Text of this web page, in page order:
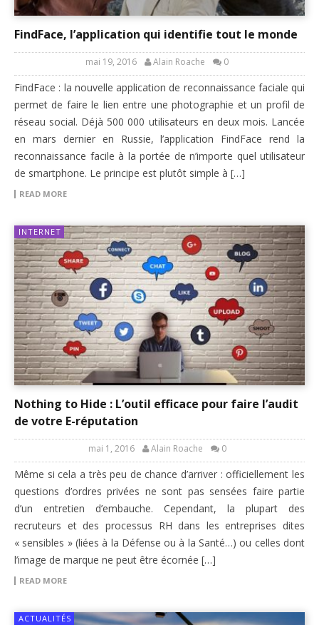
FindFace, l’application qui identifie tout le monde
mai 19, 2016 Alain Roache 0
FindFace : la nouvelle application de reconnaissance faciale qui
permet de faire le lien entre une photographie et un profil de
réseau social. Déjà 500 000 utilisateurs en deux mois. Lancée
en mars dernier en Russie, l’application FindFace rend la
reconnaissance facile à la portée de n’importe quel utilisateur
de smartphone. Le principe est plutôt simple à […]
READ MORE
INTERNET
Nothing to Hide : L’outil efficace pour faire l’audit
de votre E-réputation
mai 1, 2016 Alain Roache 0
Même si cela a très peu de chance d’arriver : officiellement les
questions d’ordres privées ne sont pas sensées faire partie
d’un entretien d’embauche. Cependant, la plupart des
recruteurs et des processus RH dans les entreprises dites
« sensibles » (liées à la Défense ou à la Santé…) ou celles dont
l’image de marque ne peut être écornée […]
READ MORE
ACTUALITÉS